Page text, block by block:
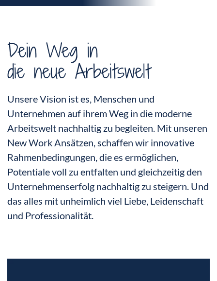
Dein Weg in
die neue Arbeitswelt
Unsere Vision ist es, Menschen und
Unternehmen auf ihrem Weg in die moderne
Arbeitswelt nachhaltig zu begleiten. Mit unseren
New Work Ansätzen, schaffen wir innovative
Rahmenbedingungen, die es ermöglichen,
Potentiale voll zu entfalten und gleichzeitig den
Unternehmenserfolg nachhaltig zu steigern. Und
das alles mit unheimlich viel Liebe, Leidenschaft
und Professionalität.